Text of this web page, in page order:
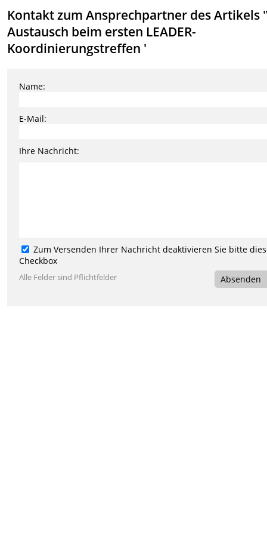
Kontakt zum Ansprechpartner des Artikels
Austausch beim ersten LEADER-
Koordinierungstreffen '
Name:
E-Mail:
Ihre Nachricht:
Zum Versenden Ihrer Nachricht deaktivieren Sie bitte
Checkbox
Alle Felder sind Pflichtfelder Absenden